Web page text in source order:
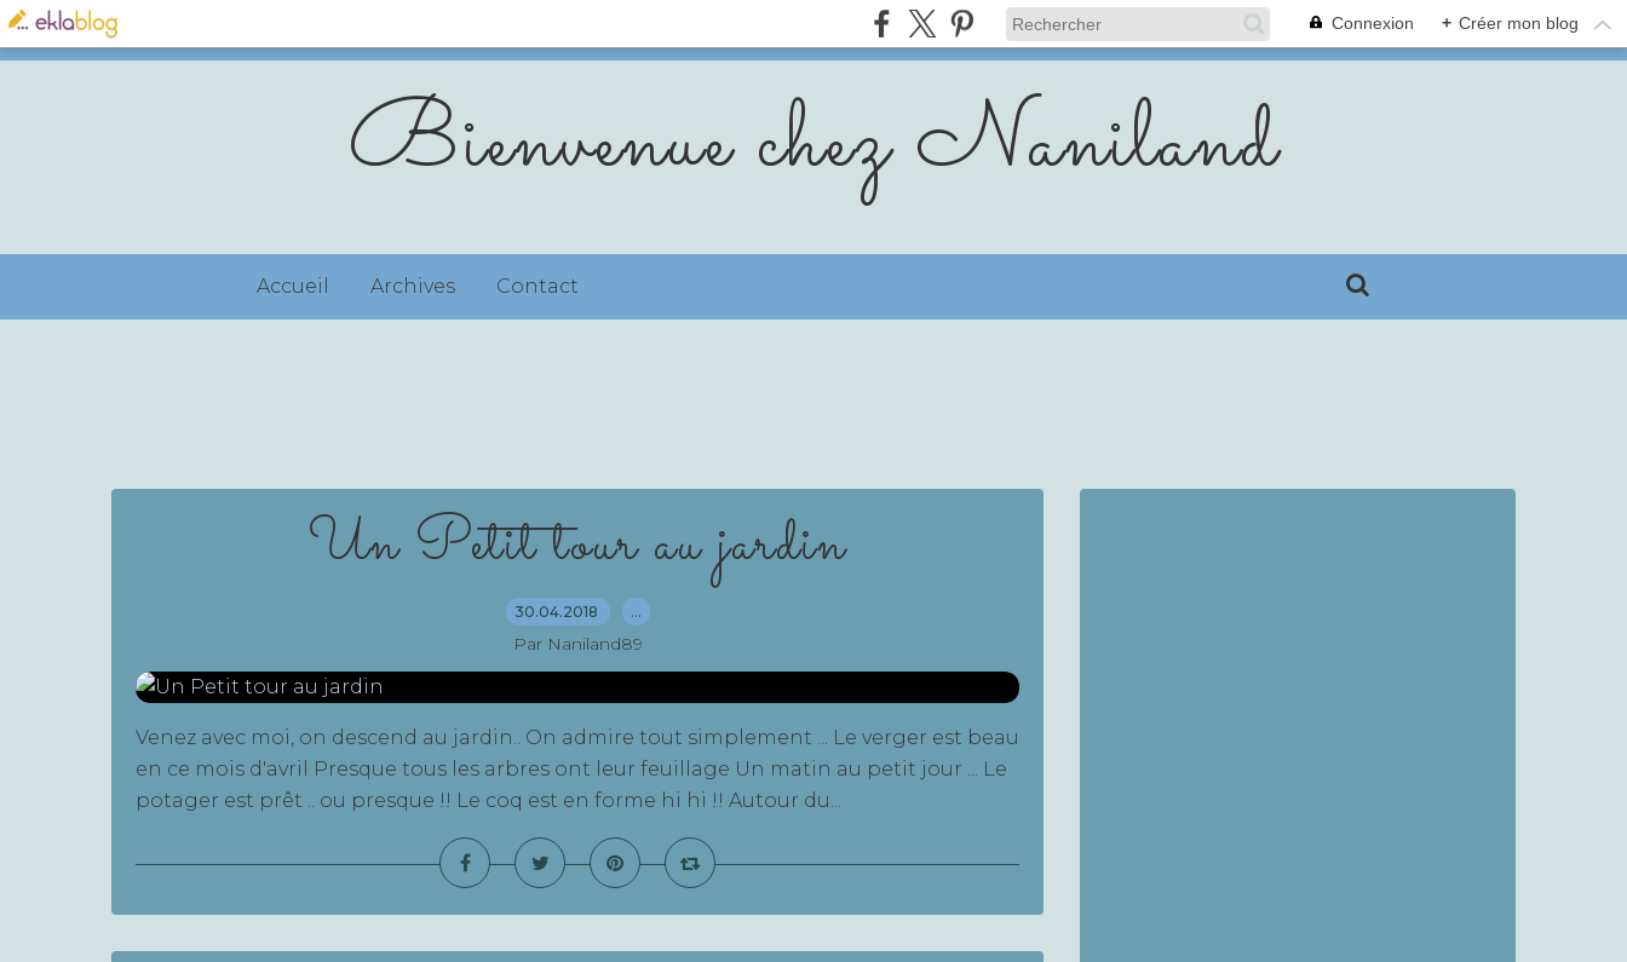
Connexion + Créer mon blog
Bienvenue chez Naniland
Accueil Archives Contact
Un Petit tour au jardin
30.04.2018 …
Par Naniland89
Venez avec moi, on descend au jardin.. On admire tout simplement ... Le verger est beau
en ce mois d'avril Presque tous les arbres ont leur feuillage Un matin au petit jour ... Le
potager est prêt .. ou presque !! Le coq est en forme hi hi !! Autour du...